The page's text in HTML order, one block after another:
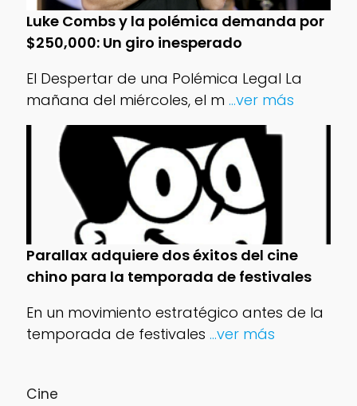
Cine
Luke Combs y la polémica demanda por
$250,000: Un giro inesperado
El Despertar de una Polémica Legal La
mañana del miércoles, el m ...ver más
Parallax adquiere dos éxitos del cine
chino para la temporada de festivales
En un movimiento estratégico antes de la
temporada de festivales ...ver más